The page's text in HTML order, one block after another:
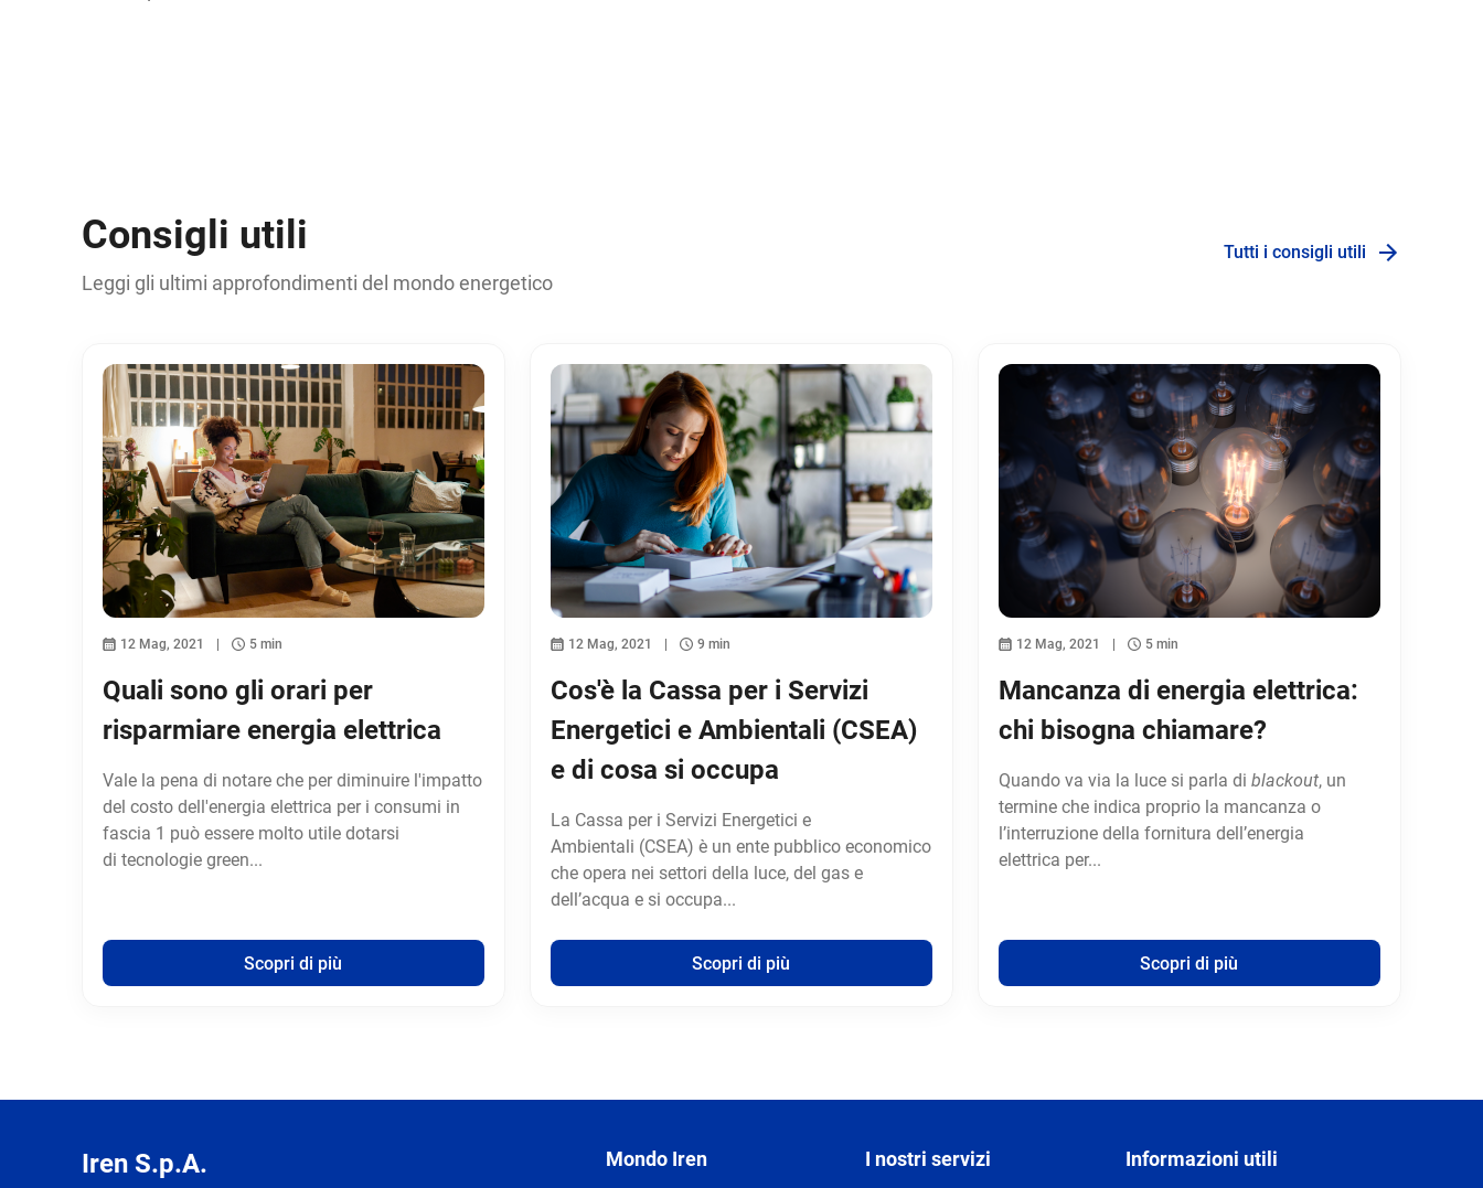
Consigli utili
Leggi gli ultimi approfondimenti del mondo energetico
Tutti i consigli utili
12 Mag, 2021 5 min
Quali sono gli orari per
risparmiare energia elettrica
Vale la pena di notare che per diminuire l'impatto
del costo dell'energia elettrica per i consumi in
fascia 1 può essere molto utile dotarsi
di tecnologie green...
Scopri di più
12 Mag, 2021 9 min
Cos'è la Cassa per i Servizi
Energetici e Ambientali (CSEA)
e di cosa si occupa
La Cassa per i Servizi Energetici e
Ambientali (CSEA) è un ente pubblico economico
che opera nei settori della luce, del gas e
dell’acqua e si occupa...
Scopri di più
12 Mag, 2021 5 min
Mancanza di energia elettrica:
chi bisogna chiamare?
Quando va via la luce si parla diblackout, un
termine che indica proprio la mancanza o
l’interruzione della fornitura dell’energia
elettrica per...
Scopri di più
Iren S.p.A. Mondo Iren I nostri servizi Informazioni utili